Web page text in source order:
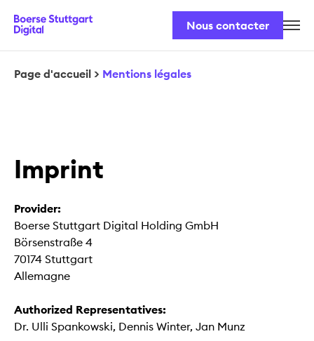
Nous contacter
Notre équipe
Nos produits
Page d'accueil > Mentions légales
Imprint
Provider:
Boerse Stuttgart Digital Holding GmbH
Börsenstraße 4
70174 Stuttgart
Allemagne
Authorized Representatives:
Dr. Ulli Spankowski, Dennis Winter, Jan Munz